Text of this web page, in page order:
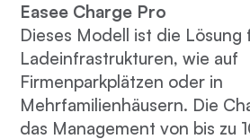
Easee Charge Pro
Dieses Modell ist die Lösung
Ladeinfrastrukturen, wie auf
Firmenparkplätzen oder in
Mehrfamilienhäusern. Die
das Management von bis zu